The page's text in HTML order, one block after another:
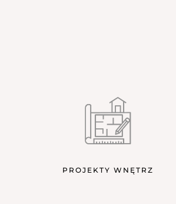
PROJEKTY WNĘTRZ